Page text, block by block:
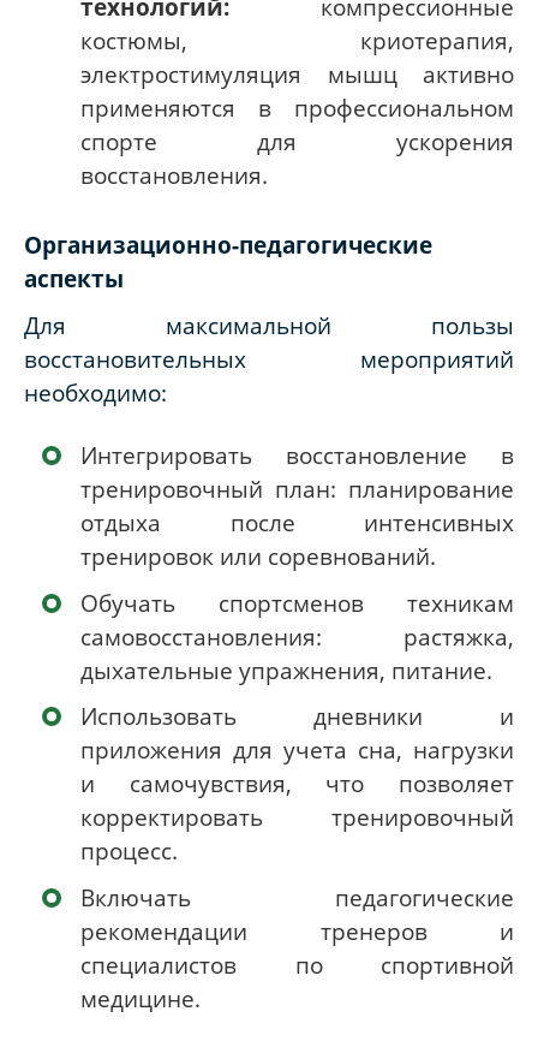
технологий: компрессионные
костюмы, криотерапия,
электростимуляция мышц активно
применяются в профессиональном
спорте для ускорения
восстановления.
Организационно-педагогические
аспекты
Для максимальной пользы
восстановительных мероприятий
необходимо:
Интегрировать восстановление в
тренировочный план: планирование
отдыха после интенсивных
тренировок или соревнований.
Обучать спортсменов техникам
самовосстановления: растяжка,
дыхательные упражнения, питание.
Использовать дневники и
приложения для учета сна, нагрузки
и самочувствия, что позволяет
корректировать тренировочный
процесс.
Включать педагогические
рекомендации тренеров и
специалистов по спортивной
медицине.